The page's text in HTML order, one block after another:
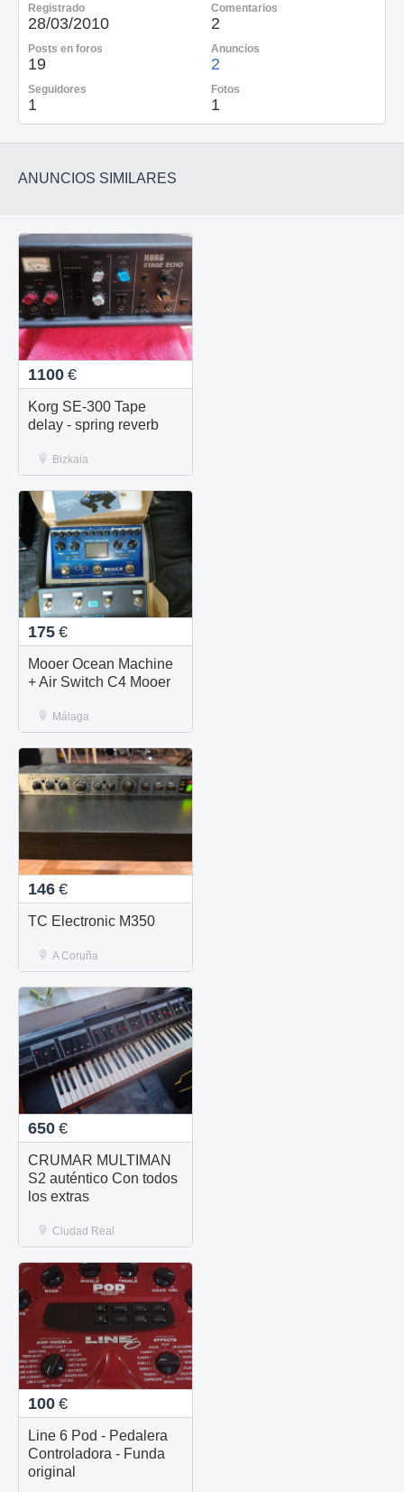
Registrado
28/03/2010
Comentarios
2
Posts en foros
19
Anuncios
2
Seguidores
1
Fotos
1
ANUNCIOS SIMILARES
1100 €
Korg SE-300 Tape
delay - spring reverb
Bizkaia
175 €
Mooer Ocean Machine
+ Air Switch C4 Mooer
Málaga
146 €
TC Electronic M350
A Coruña
650 €
CRUMAR MULTIMAN
S2 auténtico Con todos
los extras
Ciudad Real
100 €
Line 6 Pod - Pedalera
Controladora - Funda
original